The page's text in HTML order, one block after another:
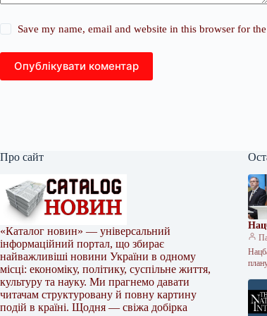
Save my name, email and website in this browser for
Опублікувати коментар
Про сайт
«Каталог новин» — універсальний
інформаційний портал, що збирає
найважливіші новини України в одному
місці: економіку, політику, суспільне життя,
культуру та науку. Ми прагнемо давати
читачам структуровану й повну картину
подій в країні. Щодня — свіжа добірка